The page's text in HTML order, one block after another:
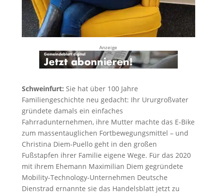
Anzeige
Schweinfurt: Sie hat über 100 Jahre
Familiengeschichte neu gedacht: Ihr Ururgroßvater
gründete damals ein einfaches
Fahrradunternehmen, ihre Mutter machte das E-Bike
zum massentauglichen Fortbewegungsmittel – und
Christina Diem-Puello geht in den großen
Fußstapfen ihrer Familie eigene Wege. Für das 2020
mit ihrem Ehemann Maximilian Diem gegründete
Mobility-Technology-Unternehmen Deutsche
Dienstrad ernannte sie das Handelsblatt jetzt zu